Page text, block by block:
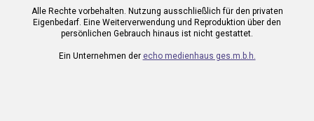
Alle Rechte vorbehalten. Nutzung ausschließlich für den privaten
Eigenbedarf. Eine Weiterverwendung und Reproduktion über den
persönlichen Gebrauch hinaus ist nicht gestattet.
Ein Unternehmen der echo medienhaus ges.m.b.h.